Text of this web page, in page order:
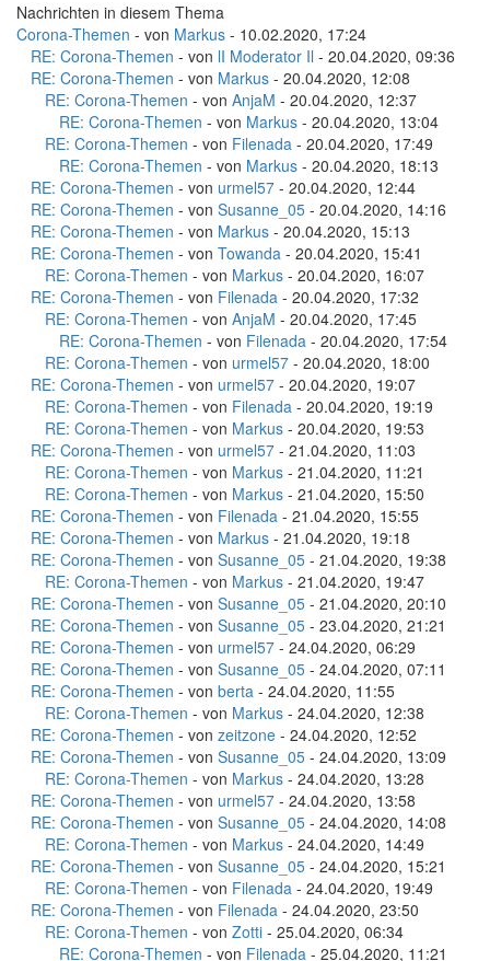
Nachrichten in diesem Thema
Corona-Themen - von Markus - 10.02.2020, 17:24
RE: Corona-Themen - von lI Moderator Il - 20.04.2020, 09:36
RE: Corona-Themen - von Markus - 20.04.2020, 12:08
RE: Corona-Themen - von AnjaM - 20.04.2020, 12:37
RE: Corona-Themen - von Markus - 20.04.2020, 13:04
RE: Corona-Themen - von Filenada - 20.04.2020, 17:49
RE: Corona-Themen - von Markus - 20.04.2020, 18:13
RE: Corona-Themen - von urmel57 - 20.04.2020, 12:44
RE: Corona-Themen - von Susanne_05 - 20.04.2020, 14:16
RE: Corona-Themen - von Markus - 20.04.2020, 15:13
RE: Corona-Themen - von Towanda - 20.04.2020, 15:41
RE: Corona-Themen - von Markus - 20.04.2020, 16:07
RE: Corona-Themen - von Filenada - 20.04.2020, 17:32
RE: Corona-Themen - von AnjaM - 20.04.2020, 17:45
RE: Corona-Themen - von Filenada - 20.04.2020, 17:54
RE: Corona-Themen - von urmel57 - 20.04.2020, 18:00
RE: Corona-Themen - von urmel57 - 20.04.2020, 19:07
RE: Corona-Themen - von Filenada - 20.04.2020, 19:19
RE: Corona-Themen - von Markus - 20.04.2020, 19:53
RE: Corona-Themen - von urmel57 - 21.04.2020, 11:03
RE: Corona-Themen - von Markus - 21.04.2020, 11:21
RE: Corona-Themen - von Markus - 21.04.2020, 15:50
RE: Corona-Themen - von Filenada - 21.04.2020, 15:55
RE: Corona-Themen - von Markus - 21.04.2020, 19:18
RE: Corona-Themen - von Susanne_05 - 21.04.2020, 19:38
RE: Corona-Themen - von Markus - 21.04.2020, 19:47
RE: Corona-Themen - von Susanne_05 - 21.04.2020, 20:10
RE: Corona-Themen - von Susanne_05 - 23.04.2020, 21:21
RE: Corona-Themen - von urmel57 - 24.04.2020, 06:29
RE: Corona-Themen - von Susanne_05 - 24.04.2020, 07:11
RE: Corona-Themen - von berta - 24.04.2020, 11:55
RE: Corona-Themen - von Markus - 24.04.2020, 12:38
RE: Corona-Themen - von zeitzone - 24.04.2020, 12:52
RE: Corona-Themen - von Susanne_05 - 24.04.2020, 13:09
RE: Corona-Themen - von Markus - 24.04.2020, 13:28
RE: Corona-Themen - von urmel57 - 24.04.2020, 13:58
RE: Corona-Themen - von Susanne_05 - 24.04.2020, 14:08
RE: Corona-Themen - von Markus - 24.04.2020, 14:49
RE: Corona-Themen - von Susanne_05 - 24.04.2020, 15:21
RE: Corona-Themen - von Filenada - 24.04.2020, 19:49
RE: Corona-Themen - von Filenada - 24.04.2020, 23:50
RE: Corona-Themen - von Zotti - 25.04.2020, 06:34
RE: Corona-Themen - von Filenada - 25.04.2020, 11:21